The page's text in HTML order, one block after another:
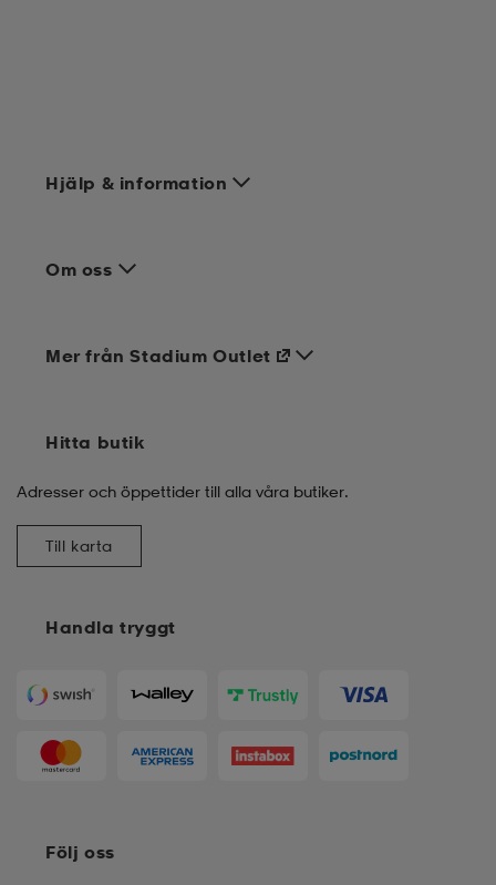
Hjälp & information
Om oss
Handla tryggt
Mer från Stadium Outlet
Hitta butik
Adresser och öppettider till alla våra butiker.
Till karta
Följ oss